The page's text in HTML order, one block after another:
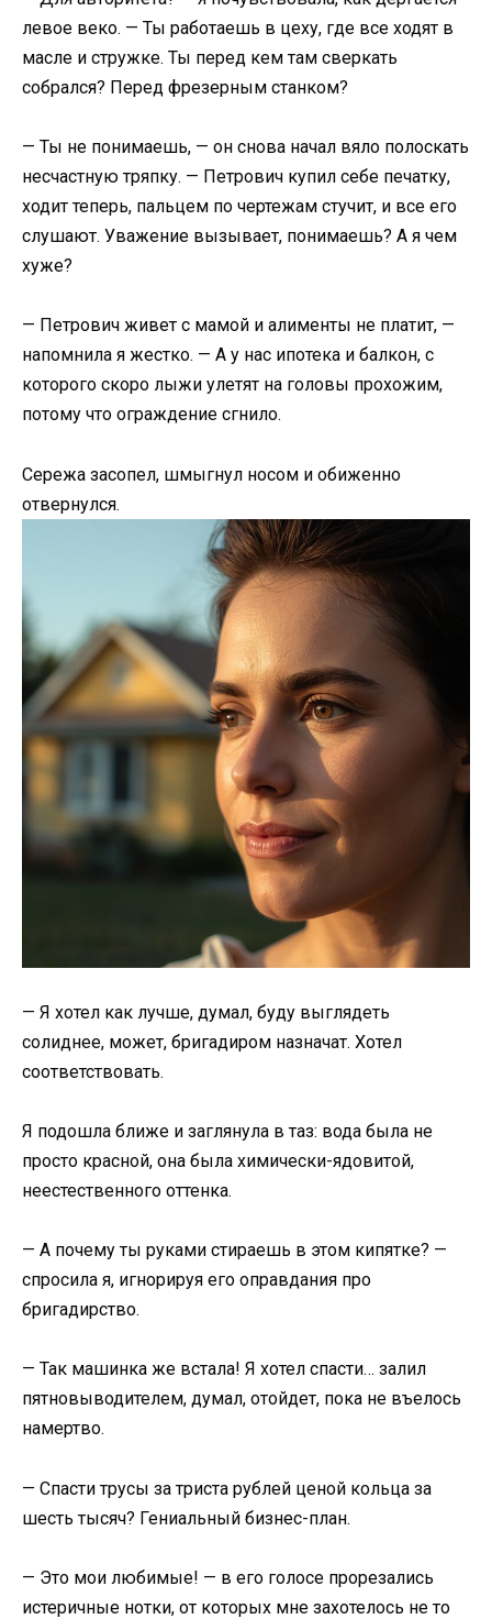
левое веко. — Ты работаешь в цеху, где все ходят в
масле и стружке. Ты перед кем там сверкать
собрался? Перед фрезерным станком?
— Ты не понимаешь, — он снова начал вяло полоскать
несчастную тряпку. — Петрович купил себе печатку,
ходит теперь, пальцем по чертежам стучит, и все его
слушают. Уважение вызывает, понимаешь? А я чем
хуже?
— Петрович живет с мамой и алименты не платит, —
напомнила я жестко. — А у нас ипотека и балкон, с
которого скоро лыжи улетят на головы прохожим,
потому что ограждение сгнило.
Сережа засопел, шмыгнул носом и обиженно
отвернулся.
— Я хотел как лучше, думал, буду выглядеть
солиднее, может, бригадиром назначат. Хотел
соответствовать.
Я подошла ближе и заглянула в таз: вода была не
просто красной, она была химически-ядовитой,
неестественного оттенка.
— А почему ты руками стираешь в этом кипятке? —
спросила я, игнорируя его оправдания про
бригадирство.
— Так машинка же встала! Я хотел спасти… залил
пятновыводителем, думал, отойдет, пока не въелось
намертво.
— Спасти трусы за триста рублей ценой кольца за
шесть тысяч? Гениальный бизнес-план.
— Это мои любимые! — в его голосе прорезались
истеричные нотки, от которых мне захотелось не то